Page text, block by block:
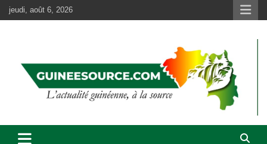
Aller
au
jeudi, août 6, 2026